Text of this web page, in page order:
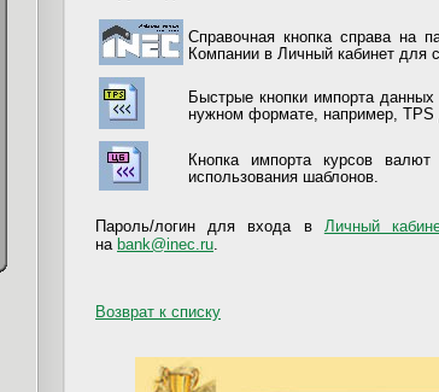
Справочная кнопка справа на
Компании в Личный кабинет для
Быстрые кнопки импорта
нужном формате, например, TPS
Кнопка импорта курсов
использования шаблонов.
Пароль/логин для входа в Личный
на bank@inec.ru
Возврат к списку